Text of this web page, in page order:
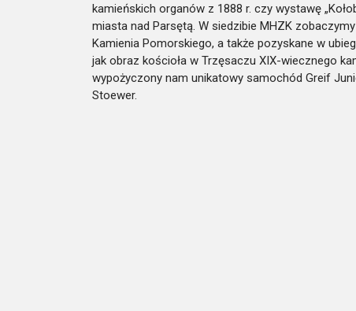
kamieńskich organów z 1888 r. czy wystawę
miasta nad Parsętą. W siedzibie MHZK
Kamienia Pomorskiego, a także pozyskane w
jak obraz kościoła w Trzęsaczu XIX-wiecznego
wypożyczony nam unikatowy samochód Greif
Stoewer.